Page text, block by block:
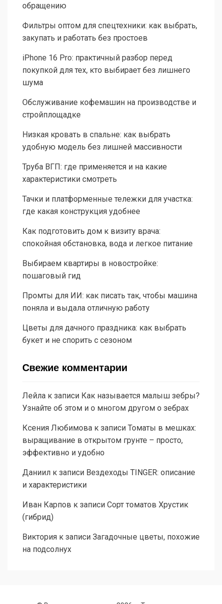
обращению
Фильтры оптом для спецтехники: как выбрать,
закупать и работать без простоев
iPhone 16 Pro: практичный разбор перед
покупкой для тех, кто выбирает без лишнего
шума
Обслуживание кофемашин на производстве и
стройплощадке
Низкая кровать в спальне: как выбрать
удобную модель без лишней массивности
Труба ВГП: где применяется и на какие
характеристики смотреть
Тачки и платформенные тележки для участка:
где какая конструкция удобнее
Как подготовить дом к визиту врача:
спокойная обстановка, вода и легкое питание
Выбираем квартиры в новостройке:
пошаговый гид
Промты для ИИ: как писать так, чтобы машина
поняла и выдала отличную работу
Цветы для дачного праздника: как выбрать
букет и не спорить с сезоном
Свежие комментарии
Лейла к записи Как называется малыш зебры?
Узнайте об этом и о многом другом о зебрах
Ксения Любимова к записи Томаты в мешках:
выращивание в открытом грунте – просто,
эффективно и удобно
Даниил к записи Вездеходы TINGER: описание
и характеристики
Иван Карпов к записи Сорт томатов Хрустик
(гибрид)
Виктория к записи Загадочные цветы, похожие
на подсолнух